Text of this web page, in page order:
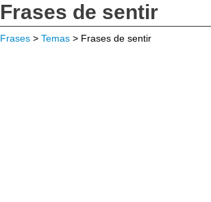
Frases de sentir
Frases > Temas > Frases de sentir